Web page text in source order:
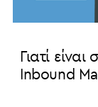
Γιατί
Inbound